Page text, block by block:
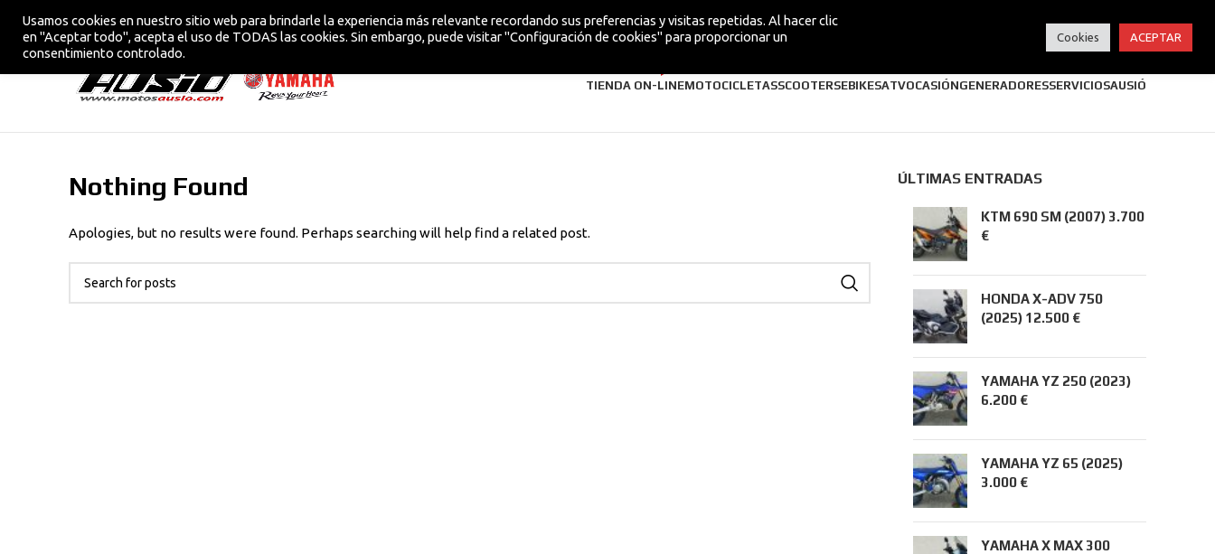
CONCESIONARIO OFICIAL YAMAHA EN VIC
TIENDA ON-LINEMOTOCICLETASSCOOTERSEBIKESATVOCASIÓNGENERADORESSERVICIOSAUSIÓ
Nothing Found
Apologies, but no results were found. Perhaps searching will help find a related post.
ÚLTIMAS ENTRADAS
KTM 690 SM (2007) 3.700
€
HONDA X-ADV 750
(2025) 12.500 €
YAMAHA YZ 250 (2023)
6.200 €
YAMAHA YZ 65 (2025)
3.000 €
YAMAHA X MAX 300
Usamos cookies en nuestro sitio web para brindarle la experiencia más relevante recordando sus preferencias y visitas repetidas. Al hacer clic
en "Aceptar todo", acepta el uso de TODAS las cookies. Sin embargo, puede visitar "Configuración de cookies" para proporcionar un
consentimiento controlado.
Cookies ACEPTAR